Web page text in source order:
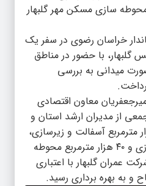
سازی مسکن مهر گلبهار
خراسان رضوی در سفر یک
گلبهار، با حضور در مناطق
میدانی به بررسی
معاون اقتصادی
از مدیران ارشد استان و
همراه بود، ۲۱ هزار مترمربع آسفالت و زیرسازی،
۱۲ هزار مترمربع پیاده روسازی و ۴۰ هزار مترمربع محوطه
عمران گلبهار با اعتباری